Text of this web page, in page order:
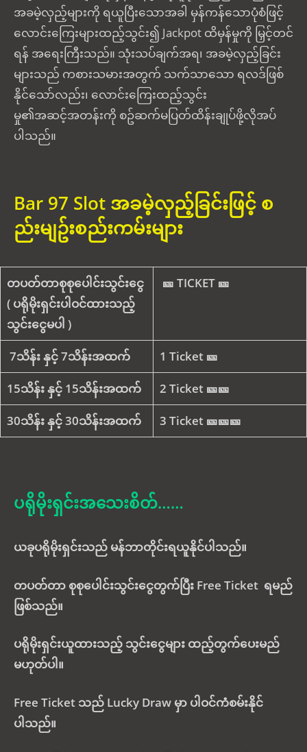
အခမဲ့လှည့်များကို ရယူပြီးသောအခါ မှန်ကန်သောပုံစံဖြင့်
လောင်းကြေးများထည့်သွင်း၍ Jackpot ထိမှန်မှုကို မြှင့်တင်
ရန် အရေးကြီးသည်။ သုံးသပ်ချက်အရ၊ အခမဲ့လှည့်ခြင်း
များသည် ကစားသမားအတွက် သက်သာသော ရလဒ်ဖြစ်
နိုင်သော်လည်း၊ လောင်းကြေးထည့်သွင်း
မှု၏အဆင့်အတန်းကို စဥ်ဆက်မပြတ်ထိန်းချုပ်ဖို့လိုအပ်
ပါသည်။
Bar 97 Slot အခမဲ့လှည့်ခြင်းဖြင့် စ
ည်းမျဥ်းစည်းကမ်းများ
တပတ်တာစုစုပေါင်းသွင်းငွေ
( ပရိုမိုးရှင်းပါဝင်ထားသည့်
သွင်းငွေမပါ )
🎫 TICKET 🎫
7သိန်း နှင့် 7သိန်းအထက် 1 Ticket 🎫
15သိန်း နှင့် 15သိန်းအထက် 2 Ticket 🎫🎫
30သိန်း နှင့် 30သိန်းအထက် 3 Ticket 🎫🎫🎫
ပရိုမိုးရှင်းအသေးစိတ်……
ယခုပရိုမိုးရှင်းသည် မန်ဘာတိုင်းရယူနိုင်ပါသည်။
တပတ်တာ စုစုပေါင်းသွင်းငွေတွက်ပြီး Free Ticket ရမည်
ဖြစ်သည်။
ပရိုမိုးရှင်းယူထားသည့် သွင်းငွေများ ထည့်တွက်ပေးမည်
မဟုတ်ပါ။
Free Ticket သည် Lucky Draw မှာ ပါဝင်ကံစမ်းနိုင်
ပါသည်။